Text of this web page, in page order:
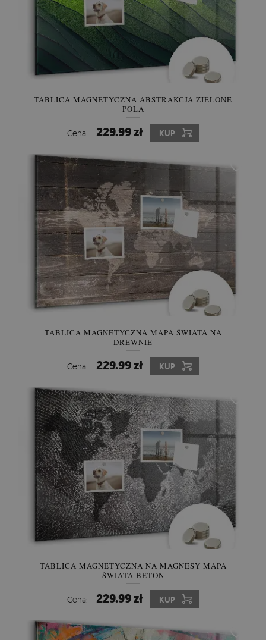
TABLICA MAGNETYCZNA ABSTRAKCJA ZIELONE
POLA
Cena: 229.99 zł KUP
TABLICA MAGNETYCZNA MAPA ŚWIATA NA
DREWNIE
Cena: 229.99 zł KUP
TABLICA MAGNETYCZNA NA MAGNESY MAPA
ŚWIATA BETON
Cena: 229.99 zł KUP